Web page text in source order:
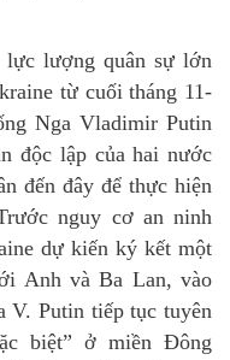
lực lượng quân sự lớn
từ cuối tháng 11-
Nga Vladimir Putin
độc lập của hai nước
đến đây để thực hiện
nguy cơ an ninh
dự kiến ký kết một
Anh và Ba Lan, vào
V. Putin tiếp tục tuyên
biệt” ở miền Đông